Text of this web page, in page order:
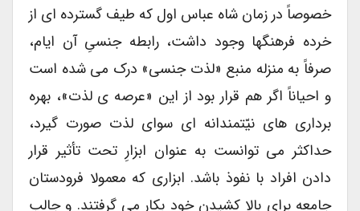
خصوصاً در زمان شاه عباس اول که طیف گسترده ای از
خرده فرهنگها وجود داشت، رابطه جنسیِ آن ایام،
صرفاً به منزله منبع «لذت جنسی» درک می‌ شده است
و احیاناً اگر هم قرار بود از این «عرصه ی لذت»، بهره
برداری های نیّتمندانه ای سوای لذت صورت گیرد،
حداکثر می توانست به عنوان ابزارِ تحت تأثیر قرار
دادن افراد با نفوذ باشد. ابزاری که معمولا فرودستان
جامعه برای بالا کشیدن خود بکار می گرفتند. و جالب